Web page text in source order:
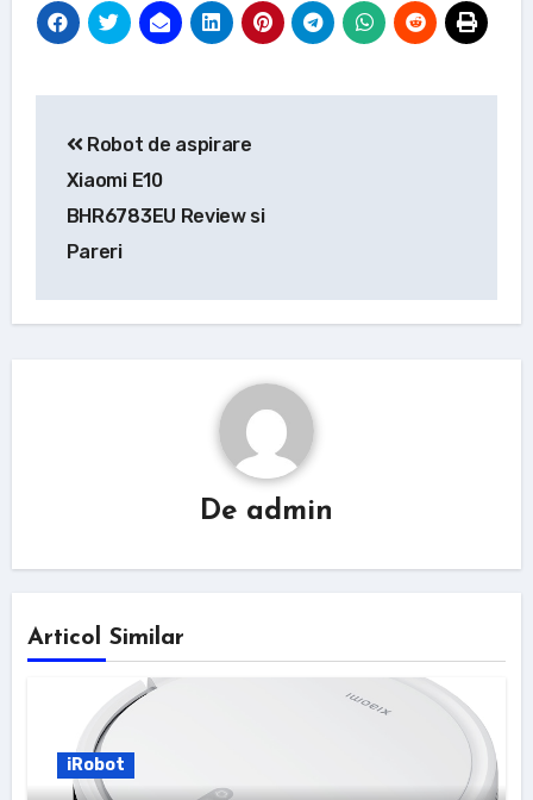
în
articole
Robot de aspirare
Xiaomi E10
BHR6783EU Review si
Pareri
De admin
Articol Similar
iRobot